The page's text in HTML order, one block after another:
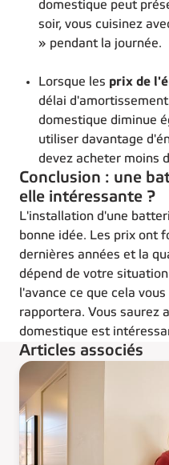
domestique peut
soir, vous cuisinez
» pendant la journée.
Lorsque les prix de
délai
domestique diminue
utiliser davantage
devez acheter moins
Conclusion : une
elle intéressante ?
L'installation d'une
bonne idée. Les prix ont
dernières années et la
dépend de votre
l'avance ce que cela
rapportera. Vous saurez
domestique est
Articles associés